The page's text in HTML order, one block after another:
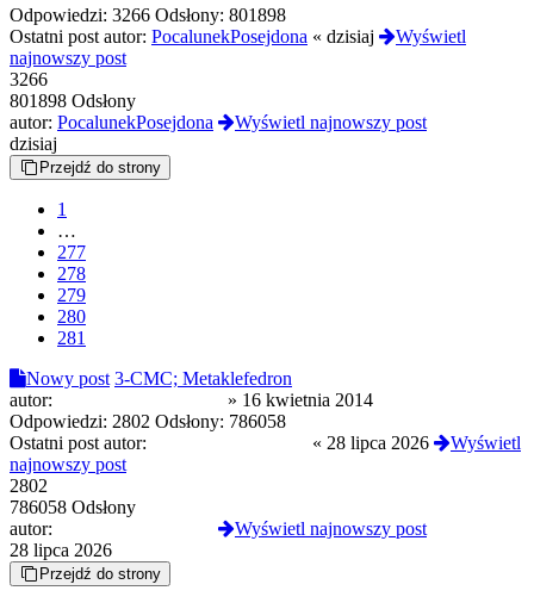
Odpowiedzi: 3266 Odsłony: 801898
Ostatni post autor: PocalunekPosejdona « dzisiaj
Wyświetl
najnowszy post
3266
801898 Odsłony
autor: PocalunekPosejdona
Wyświetl najnowszy post
dzisiaj
Przejdź do strony
1
…
277
278
279
280
281
Nowy post 3-CMC; Metaklefedron
autor:
» 16 kwietnia 2014
Odpowiedzi: 2802 Odsłony: 786058
Ostatni post autor:
« 28 lipca 2026
Wyświetl
najnowszy post
2802
786058 Odsłony
autor:
Wyświetl najnowszy post
28 lipca 2026
Przejdź do strony